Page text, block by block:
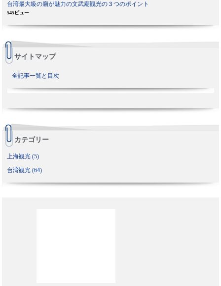
台湾最大級の廟が魅力の文武廟観光の３つのポイント
545ビュー
サイトマップ
全記事一覧と目次
カテゴリー
上海観光 (5)
台湾観光 (64)